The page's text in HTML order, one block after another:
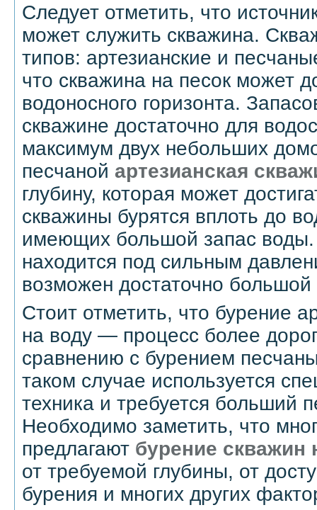
Следует отметить, что
может служить скважина.
типов: артезианские и
что скважина на песок может
водоносного горизонта.
скважине достаточно для
максимум двух небольших
песчаной артезианская
глубину, которая может
скважины бурятся вплоть до
имеющих большой запас воды.
находится под сильным
возможен достаточно
Стоит отметить, что бурение
на воду — процесс более
сравнению с бурением
таком случае используется
техника и требуется больший
Необходимо заметить, что
предлагают бурение скважин
от требуемой глубины, от
бурения и многих других